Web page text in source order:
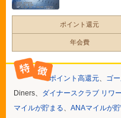
ポイント還元
年会費
ポイント高還元、 ゴ
Diners、 ダイナースクラブ リワ
マイルが貯まる、 ANAマイルが